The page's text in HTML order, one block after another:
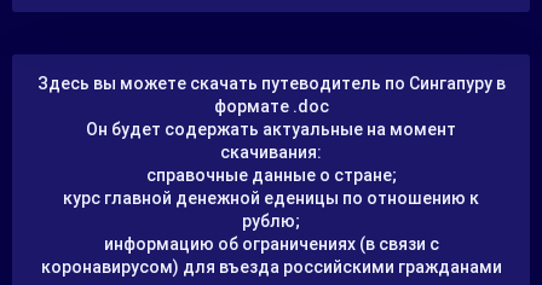
Здесь вы можете скачать путеводитель по Сингапуру в
формате .doc
Он будет содержать актуальные на момент
скачивания:
справочные данные о стране;
курс главной денежной еденицы по отношению к
рублю;
информацию об ограничениях (в связи с
коронавирусом) для въезда российскими гражданами